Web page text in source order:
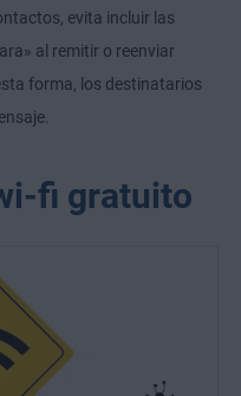
evita incluir las
al remitir o reenviar
forma, los destinatarios
fi gratuito